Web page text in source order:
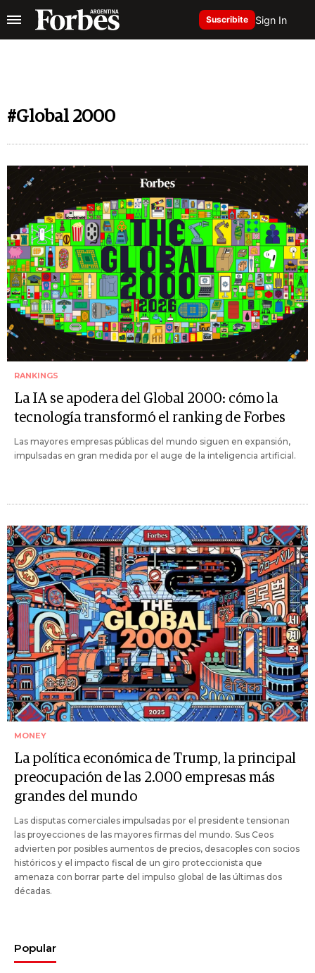
Suscribite Sign In
#Global 2000
RANKINGS
La IA se apodera del Global 2000: cómo la
tecnología transformó el ranking de Forbes
Las mayores empresas públicas del mundo siguen en expansión,
impulsadas en gran medida por el auge de la inteligencia artificial.
MONEY
La política económica de Trump, la principal
preocupación de las 2.000 empresas más
grandes del mundo
Las disputas comerciales impulsadas por el presidente tensionan
las proyecciones de las mayores firmas del mundo. Sus Ceos
advierten por posibles aumentos de precios, desacoples con socios
históricos y el impacto fiscal de un giro proteccionista que
amenaza con borrar parte del impulso global de las últimas dos
décadas.
Popular